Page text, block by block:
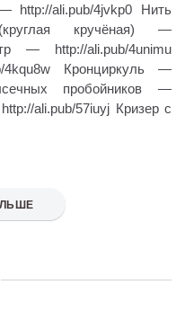
http://ali.pub/4jvkp0 Нить
кручёная) —
— http://ali.pub/4unimu
Кронциркуль —
пробойников —
ali.pub/57iuyj Кризер с